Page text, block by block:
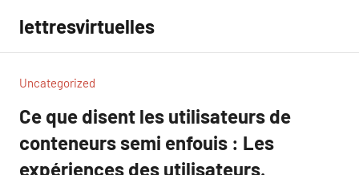
contenu
lettresvirtuelles
Uncategorized
Ce que disent les utilisateurs de
conteneurs semi enfouis : Les
expériences des utilisateurs.